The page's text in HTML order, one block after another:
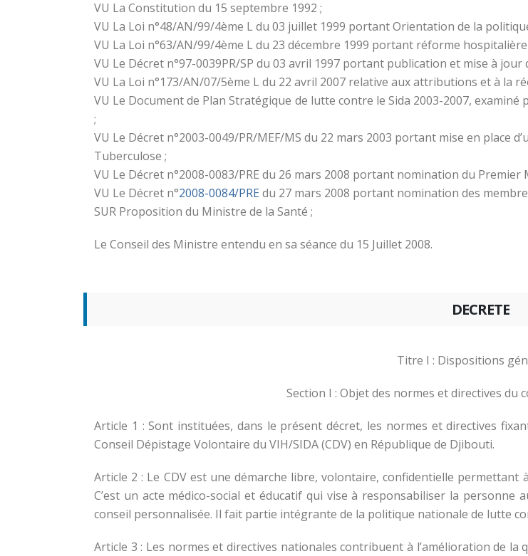
VU La Constitution du 15 septembre 1992 ;
VU La Loi n°48/AN/99/4ème L du 03 juillet 1999 portant Orientation de la
VU La Loi n°63/AN/99/4ème L du 23 décembre 1999 portant réforme hospitalière
VU Le Décret n°97-0039PR/SP du 03 avril 1997 portant publication et mise à jour
VU La Loi n°173/AN/07/5ème L du 22 avril 2007 relative aux attributions et à la
VU Le Document de Plan Stratégique de lutte contre le Sida 2003-2007,
;
VU Le Décret n°2003-0049/PR/MEF/MS du 22 mars 2003 portant mise en place
Tuberculose ;
VU Le Décret n°2008-0083/PRE du 26 mars 2008 portant nomination du Premier
VU Le Décret n°2008-0084/PRE du 27 mars 2008 portant nomination des
SUR Proposition du Ministre de la Santé ;
Le Conseil des Ministre entendu en sa séance du 15 Juillet 2008.
DECRETE
Titre I : Dispositions
Section I : Objet des normes et directives du
Article 1 : Sont instituées, dans le présent décret, les normes et directives
Conseil Dépistage Volontaire du VIH/SIDA (CDV) en République de Djibouti.
Article 2 : Le CDV est une démarche libre, volontaire, confidentielle
C’est un acte médico-social et éducatif qui vise à responsabiliser la
conseil personnalisée. Il fait partie intégrante de la politique nationale de lutte
Article 3 : Les normes et directives nationales contribuent à l’amélioration de